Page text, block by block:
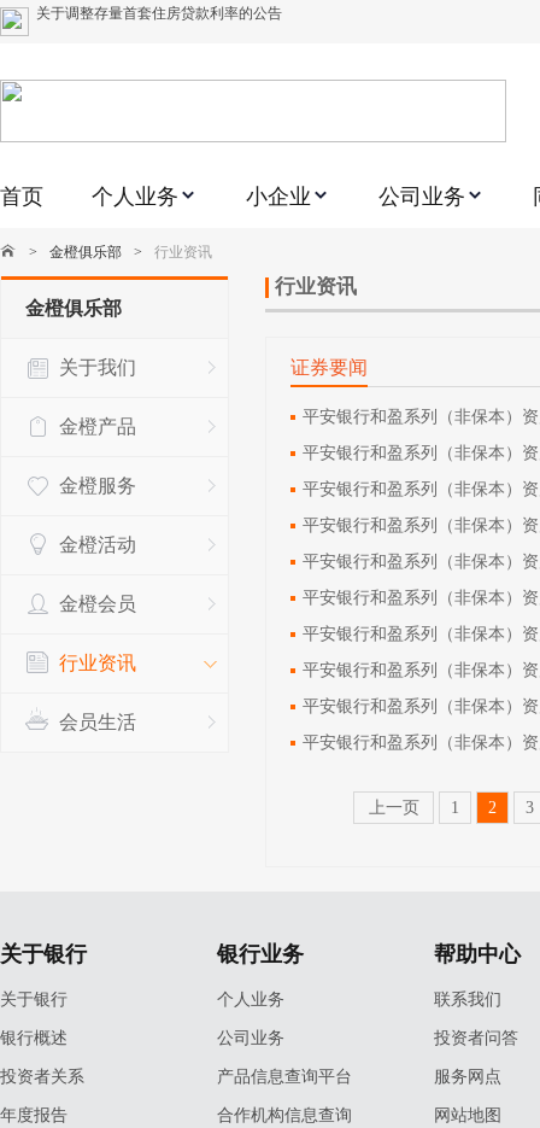
关于修订《平安银行平安金积存业务协议书（个人）》的公告
关于加强代理贵金属业务风险防范的提示
关于进一步加强代理贵金属业务风险防范的提示
关于平安银行电子版信用卡更名为平安银行数字信用卡的公告
首页 个人业务 小企业 公司业务
> 金橙俱乐部 > 行业资讯
金橙俱乐部
关于我们
金橙产品
金橙服务
金橙活动
金橙会员
行业资讯
会员生活
行业资讯
证券要闻
平安银行和盈系列（非保本）
平安银行和盈系列（非保本）
平安银行和盈系列（非保本）
平安银行和盈系列（非保本）
平安银行和盈系列（非保本）
平安银行和盈系列（非保本）
平安银行和盈系列（非保本）
平安银行和盈系列（非保本）
平安银行和盈系列（非保本）
平安银行和盈系列（非保本）
上一页 1 2 3
关于银行
关于银行
银行概述
投资者关系
年度报告
银行业务
个人业务
公司业务
产品信息查询平台
合作机构信息查询
帮助中心
联系我们
投资者问答
服务网点
网站地图